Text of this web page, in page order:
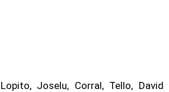
Lopito, Joselu, Corral, Tello, David